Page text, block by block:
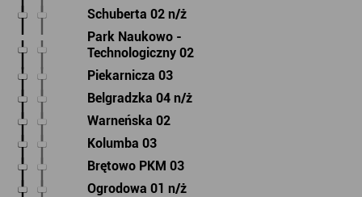
Schuberta 02 n/ż
Park Naukowo -
Technologiczny 02
Piekarnicza 03
Belgradzka 04 n/ż
Warneńska 02
Kolumba 03
Brętowo PKM 03
Ogrodowa 01 n/ż